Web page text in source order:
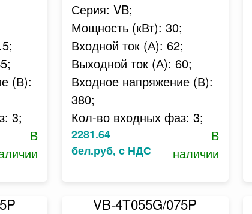
(В):
3;
В
Серия: VB;
Мощность (кВт): 30;
Входной ток (А): 62;
Выходной ток (А): 60;
Входное напряжение (В):
380;
Кол-во входных фаз: 3;
2281.64
бел.руб, c НДС
В
наличии
VB-4T055G/075P